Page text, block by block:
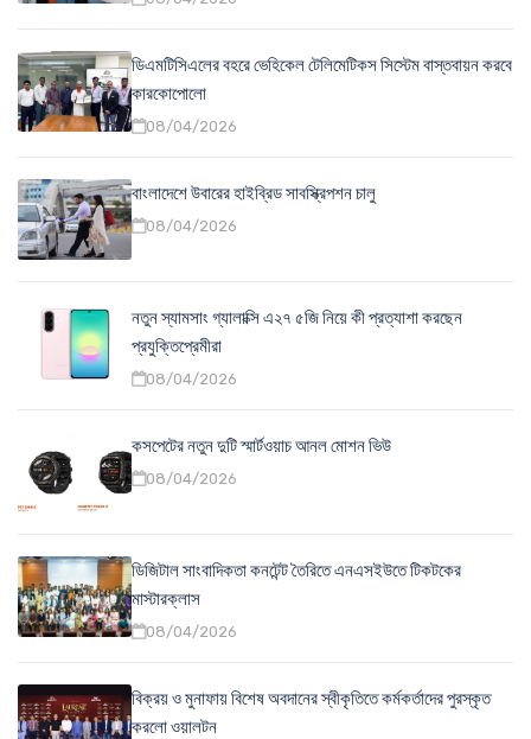
ডিএমটিসিএলের বহরে ভেহিকেল টেলিমেটিকস সিস্টেম বাস্তবায়ন করবে
কারকোপোলো
08/04/2026
বাংলাদেশে উবারের হাইব্রিড সাবস্ক্রিপশন চালু
08/04/2026
নতুন স্যামসাং গ্যালাক্সি এ২৭ ৫জি নিয়ে কী প্রত্যাশা করছেন
প্রযুক্তিপ্রেমীরা
08/04/2026
কসপেটের নতুন দুটি স্মার্টওয়াচ আনল মোশন ভিউ
08/04/2026
ডিজিটাল সাংবাদিকতা কনটেন্ট তৈরিতে এনএসইউতে টিকটকের
মাস্টারক্লাস
08/04/2026
বিক্রয় ও মুনাফায় বিশেষ অবদানের স্বীকৃতিতে কর্মকর্তাদের পুরস্কৃত
করলো ওয়ালটন